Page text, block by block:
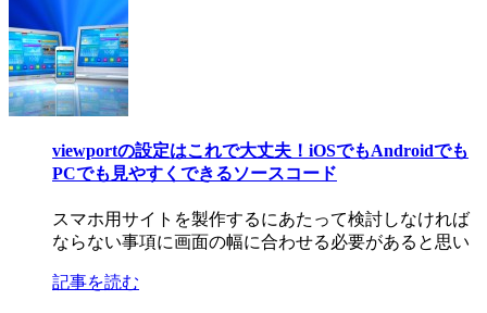
viewportの設定はこれで大丈夫！iOSでもAndroidでも
PCでも見やすくできるソースコード
スマホ用サイトを製作するにあたって検討しなければ
ならない事項に画面の幅に合わせる必要があると思い
記事を読む